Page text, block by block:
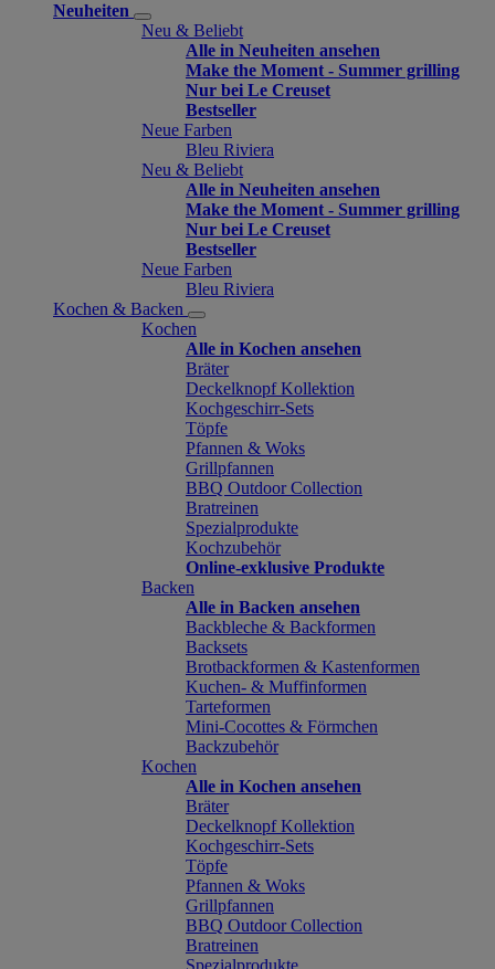
Neuheiten
Neu & Beliebt
Alle in Neuheiten ansehen
Make the Moment - Summer grilling
Nur bei Le Creuset
Bestseller
Neue Farben
Bleu Riviera
Neu & Beliebt
Alle in Neuheiten ansehen
Make the Moment - Summer grilling
Nur bei Le Creuset
Bestseller
Neue Farben
Bleu Riviera
Kochen & Backen
Kochen
Alle in Kochen ansehen
Bräter
Deckelknopf Kollektion
Kochgeschirr-Sets
Töpfe
Pfannen & Woks
Grillpfannen
BBQ Outdoor Collection
Bratreinen
Spezialprodukte
Kochzubehör
Online-exklusive Produkte
Backen
Alle in Backen ansehen
Backbleche & Backformen
Backsets
Brotbackformen & Kastenformen
Kuchen- & Muffinformen
Tarteformen
Mini-Cocottes & Förmchen
Backzubehör
Kochen
Alle in Kochen ansehen
Bräter
Deckelknopf Kollektion
Kochgeschirr-Sets
Töpfe
Pfannen & Woks
Grillpfannen
BBQ Outdoor Collection
Bratreinen
Spezialprodukte